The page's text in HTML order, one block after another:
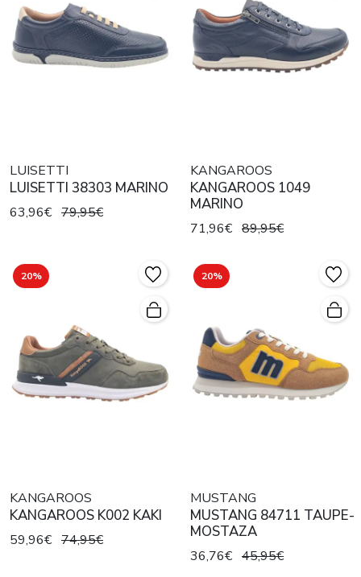
LUISETTI
LUISETTI 38303 MARINO
63,96€ 79,95€
KANGAROOS
KANGAROOS 1049
MARINO
71,96€ 89,95€
20%
KANGAROOS
KANGAROOS K002 KAKI
59,96€ 74,95€
20%
MUSTANG
MUSTANG 84711 TAUPE-
MOSTAZA
36,76€ 45,95€